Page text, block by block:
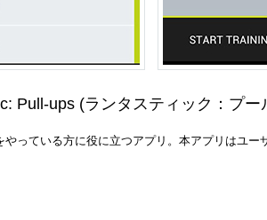
Pull-ups (ランタスティック：プー
っている方に役に立つアプリ。本アプリはユー